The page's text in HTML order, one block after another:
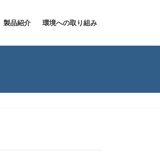
製品紹介 環境への取り組み